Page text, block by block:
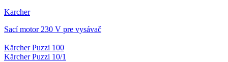
Karcher
Sací motor 230 V pre vysávač
Kärcher Puzzi 100
Kärcher Puzzi 10/1